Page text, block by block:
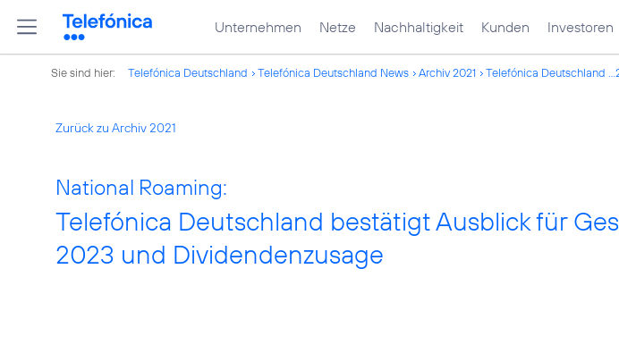
Unternehmen Netze Nachhaltigkeit Kunden Investoren
Sie sind hier: Telefónica Deutschland Telefónica Deutschland News Archiv 2021 Telefónica Deutschland
Zurück zu Archiv 2021
National Roaming:
Telefónica Deutschland bestätigt Ausblick für
2023 und Dividendenzusage